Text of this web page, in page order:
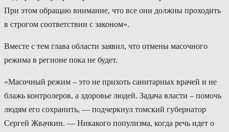
При этом обращаю внимание, что все они должны проходить
в строгом соответствии с законом».
Вместе с тем глава области заявил, что отмены масочного
режима в регионе пока не будет.
«Масочный режим – это не прихоть санитарных врачей и не
блажь контролеров, а здоровье людей. Задача власти – помочь
людям его сохранить, — подчеркнул томский губернатор
Сергей Жвачкин. — Никакого популизма, когда речь идет о